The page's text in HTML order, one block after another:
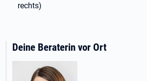
rechts)
Deine Beraterin vor Ort